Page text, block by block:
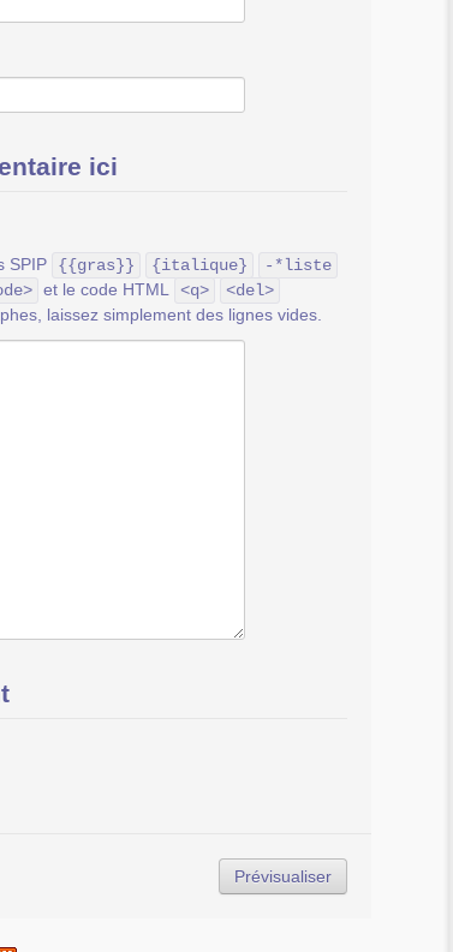
ici
SPIP
{{gras}} {italique}
-*liste
et le code HTML <q>
<del>
laissez simplement des lignes vides.